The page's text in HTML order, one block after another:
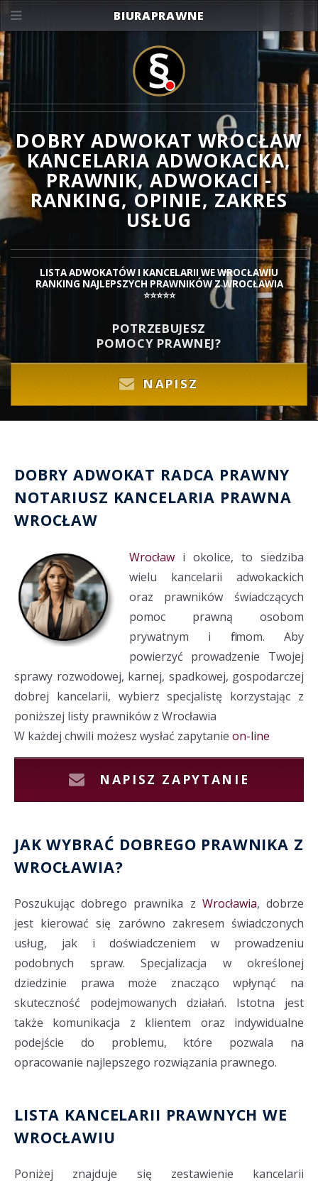
DOBRY ADWOKAT WROCŁAW
KANCELARIA ADWOKACKA,
PRAWNIK, ADWOKACI -
RANKING, OPINIE, ZAKRES
USŁUG
LISTA ADWOKATÓW I KANCELARII WE WROCŁAWIU
RANKING NAJLEPSZYCH PRAWNIKÓW Z WROCŁAWIA
⭐⭐⭐⭐⭐
POTRZEBUJESZ
POMOCY PRAWNEJ?
NAPISZ
DOBRYADWOKAT RADCA PRAWNY
NOTARIUSZ KANCELARIA PRAWNA
WROCŁAW
Wrocławi okolice, to siedziba
wielu kancelarii adwokackich
oraz prawników świadczących
pomoc prawną osobom
prywatnym i firmom. Aby
powierzyć prowadzenie Twojej
sprawy rozwodowej, karnej, spadkowej, gospodarczej
dobrej kancelarii, wybierz specjalistę korzystając z
poniższej listy prawników z Wrocławia
W każdej chwili możesz wysłać zapytanie on-line
NAPISZ ZAPYTANIE
JAK WYBRAĆ DOBREGO PRAWNIKA Z
WROCŁAWIA?
Poszukując dobrego prawnika z Wrocławia, dobrze
jest kierować się zarówno zakresem świadczonych
usług, jak i doświadczeniem w prowadzeniu
podobnych spraw. Specjalizacja w określonej
dziedzinie prawa może znacząco wpłynąć na
skuteczność podejmowanych działań. Istotna jest
także komunikacja z klientem oraz indywidualne
podejście do problemu, które pozwala na
opracowanie najlepszego rozwiązania prawnego.
LISTA KANCELARII PRAWNYCH WE
WROCŁAWIU
Poniżej znajduje się zestawienie kancelarii
BIURAPRAWNE